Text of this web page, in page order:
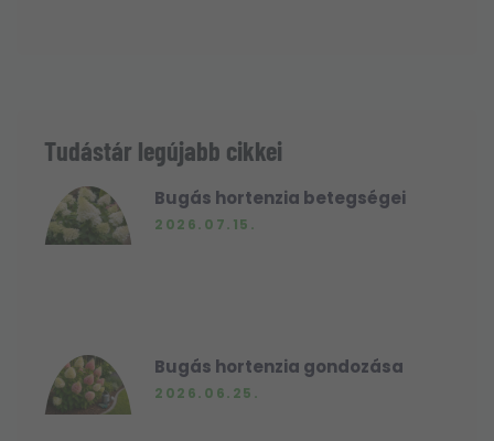
Tudástár legújabb cikkei
Bugás hortenzia betegségei
2026.07.15.
Bugás hortenzia gondozása
2026.06.25.